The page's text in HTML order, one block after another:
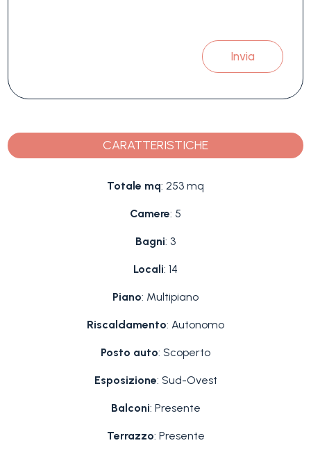
Invia
CARATTERISTICHE
Totale mq: 253 mq
Camere: 5
Bagni: 3
Locali: 14
Piano: Multipiano
Riscaldamento: Autonomo
Posto auto: Scoperto
Esposizione: Sud-Ovest
Balconi: Presente
Terrazzo: Presente